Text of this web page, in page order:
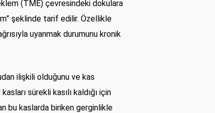
(TME) çevresindeki dokulara
şeklinde tarif edilir. Özellikle
uyanmak durumunu kronik
ilişkili olduğunu ve kas
sürekli kasılı kaldığı için
bu kaslarda biriken gerginlikle